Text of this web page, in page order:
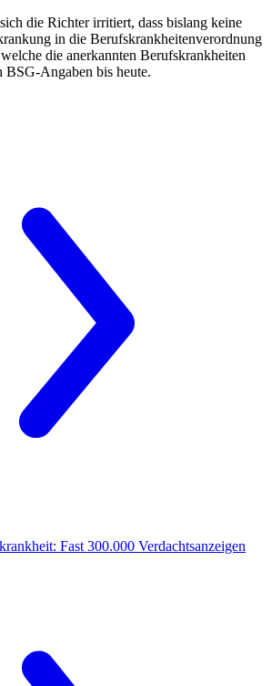
die Richter irritiert, dass bislang keine
in die Berufskrankheitenverordnung
die anerkannten Berufskrankheiten
BSG-Angaben bis heute.
Fast 300.000 Verdachtsanzeigen